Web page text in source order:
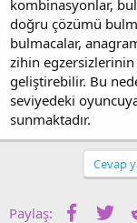
kombinasyonlar,
doğru çözümü
bulmacalar,
zihin egzersizlerinin
geliştirebilir. Bu
seviyedeki
sunmaktadır.
Cevap
Paylaş: